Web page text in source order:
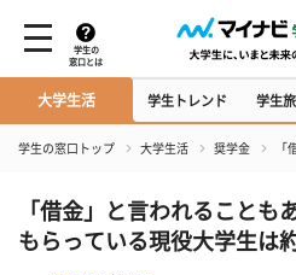
学生の
窓口とは
大学生活 学生トレンド 学生
学生の窓口トップ 大学生活 奨学金 「
「借金」と言われること
もらっている現役大学生は